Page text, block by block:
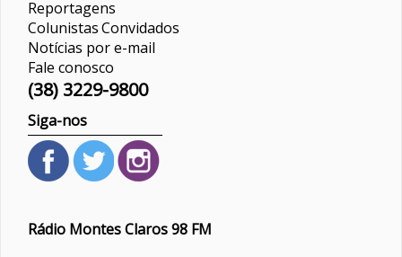
Reportagens
ColunistasConvidados
Notícias por e-mail
Fale conosco
(38) 3229-9800
Siga-nos
Rádio Montes Claros 98 FM